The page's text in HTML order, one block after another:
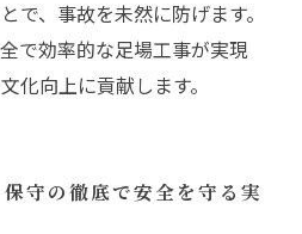
で、事故を未然に防げます。
で効率的な足場工事が実現
化向上に貢献します。
守の徹底で安全を守る実